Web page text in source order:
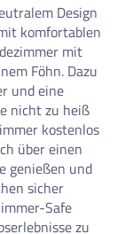
Design
komfortablen
mit
Föhn. Dazu
und eine
nicht zu heiß
kostenlos
über einen
genießen und
sicher
Safe
zu